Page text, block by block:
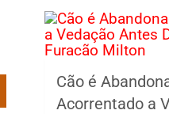
Cão é
Acorrentado a